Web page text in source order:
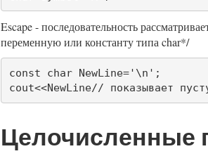
Escape - последовательность
переменную или константу типа char*/
const char NewLine='\n';
cout<<NewLine// показывает
Целочисленные